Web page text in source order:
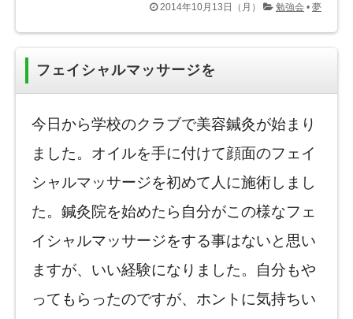
2014年10月13日（月） 勉強会 • 夢
フェイシャルマッサージを
今日から学校のクラブで美容鍼灸が始まり
ました。オイルを手に付けて顔面のフェイ
シャルマッサージを初めて人に施術しまし
た。鍼灸院を始めたら自分がこの様なフェ
イシャルマッサージをする事はないと思い
ますが、いい経験になりました。自分もや
ってもらったのですが、ホントに気持ちい